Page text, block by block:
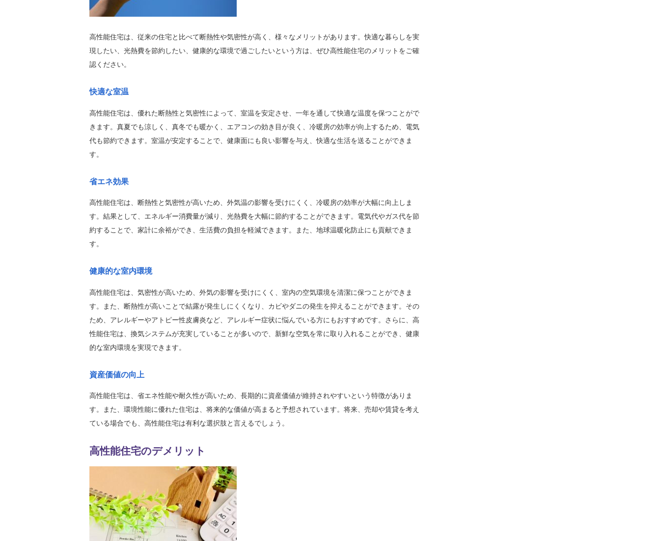
高性能住宅は、従来の住宅と比べて断熱性や気密性が高く、様々なメリットがあります。快適な暮らしを実
現したい、光熱費を節約したい、健康的な環境で過ごしたいという方は、ぜひ高性能住宅のメリットをご確
認ください。
快適な室温
高性能住宅は、優れた断熱性と気密性によって、室温を安定させ、一年を通して快適な温度を保つことがで
きます。真夏でも涼しく、真冬でも暖かく、エアコンの効き目が良く、冷暖房の効率が向上するため、電気
代も節約できます。室温が安定することで、健康面にも良い影響を与え、快適な生活を送ることができま
す。
省エネ効果
高性能住宅は、断熱性と気密性が高いため、外気温の影響を受けにくく、冷暖房の効率が大幅に向上しま
す。結果として、エネルギー消費量が減り、光熱費を大幅に節約することができます。電気代やガス代を節
約することで、家計に余裕ができ、生活費の負担を軽減できます。また、地球温暖化防止にも貢献できま
す。
健康的な室内環境
高性能住宅は、気密性が高いため、外気の影響を受けにくく、室内の空気環境を清潔に保つことができま
す。また、断熱性が高いことで結露が発生しにくくなり、カビやダニの発生を抑えることができます。その
ため、アレルギーやアトピー性皮膚炎など、アレルギー症状に悩んでいる方にもおすすめです。さらに、高
性能住宅は、換気システムが充実していることが多いので、新鮮な空気を常に取り入れることができ、健康
的な室内環境を実現できます。
資産価値の向上
高性能住宅は、省エネ性能や耐久性が高いため、長期的に資産価値が維持されやすいという特徴がありま
す。また、環境性能に優れた住宅は、将来的な価値が高まると予想されています。将来、売却や賃貸を考え
ている場合でも、高性能住宅は有利な選択肢と言えるでしょう。
高性能住宅のデメリット